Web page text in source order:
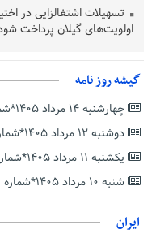
تسهیلات اشتغالزایی در
اولویت‌های گیلان پرداخت
دفتر رهبر انقلاب:
بقائی: فضای مذاکرات فنی و
مثبت است
رئیس سازمان جهاد
دریافت یارانه کود اقدام کنند
گیشه روز نامه
چهارشنبه ۱۴ مرداد ۱۴۰۵*شماره ۷۲۹۳
دوشنبه ۱۲ مرداد ۱۴۰۵*شماره ۷۲۹۲
یکشنبه ۱۱ مرداد ۱۴۰۵*شماره ۷۲۹۱
شنبه ۱۰ مرداد ۱۴۰۵*شماره ۷۲۹۰
ایران